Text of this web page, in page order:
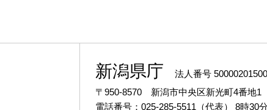
新潟県庁
法人番号
〒950-8570 新潟市中央区新光町4番地1
電話番号：025-285-5511（代表）
8時30